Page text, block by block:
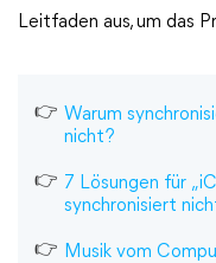
Leitfaden aus, um das
Warum
nicht?
7 Lösungen für
synchronisiert
Musik vom